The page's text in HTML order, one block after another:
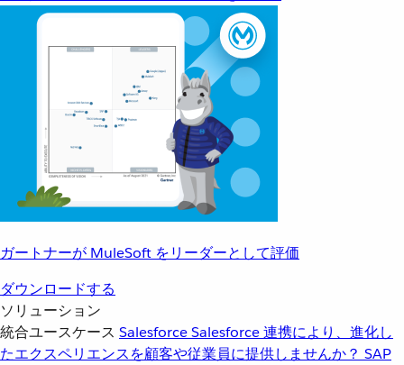
ガートナーが MuleSoft をリーダーとして評価
ダウンロードする
ソリューション
統合ユースケース SalesforceSalesforce 連携により、進化し
たエクスペリエンスを顧客や従業員に提供しませんか？ SAP